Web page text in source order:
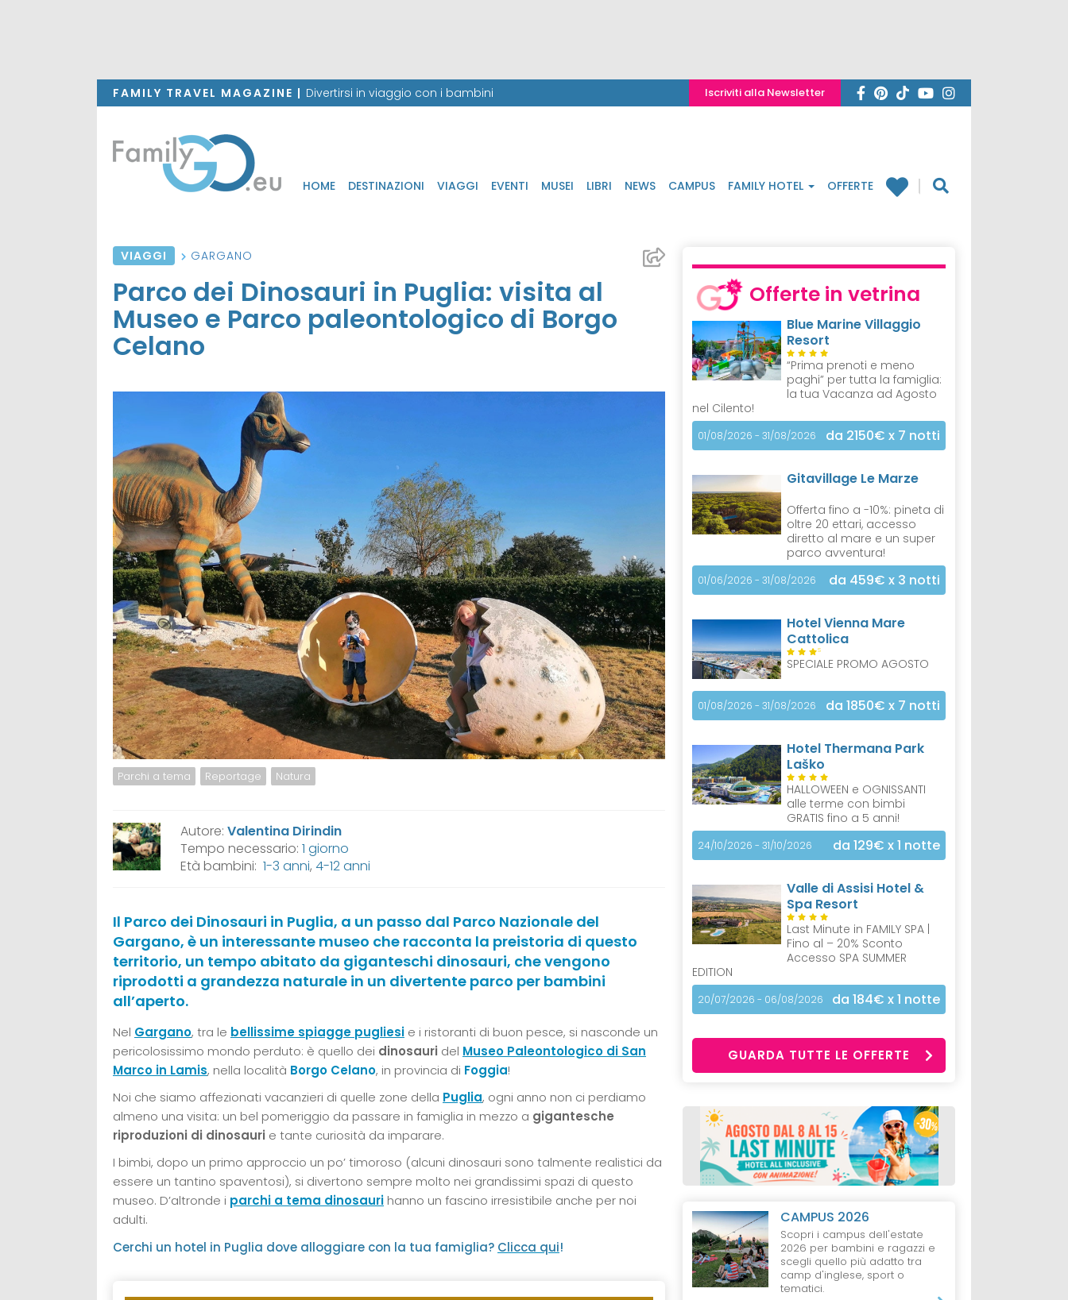
FAMILY TRAVEL MAGAZINE | Divertirsi in viaggio con i bambini Iscriviti alla Newsletter
HOME DESTINAZIONI VIAGGI EVENTI MUSEI LIBRI NEWS CAMPUS FAMILY HOTEL OFFERTE
VIAGGI GARGANO
Parco dei Dinosauri in Puglia: visita al
Museo e Parco paleontologico di Borgo
Celano
Parchi a tema Reportage Natura
Autore: Valentina Dirindin
Tempo necessario: 1 giorno
Età bambini: 1-3 anni, 4-12 anni
Il Parco dei Dinosauri in Puglia, a un passo dal Parco Nazionale del
Gargano, è un interessante museo che racconta la preistoria di questo
territorio, un tempo abitato da giganteschi dinosauri, che vengono
riprodotti a grandezza naturale in un divertente parco per bambini
all’aperto.
Nel Gargano, tra le bellissime spiagge pugliesi e i ristoranti di buon pesce, si nasconde un
pericolosissimo mondo perduto: è quello dei dinosauri del Museo Paleontologico di San
Marco in Lamis, nella località Borgo Celano, in provincia di Foggia!
Noi che siamo affezionati vacanzieri di quelle zone della Puglia, ogni anno non ci perdiamo
almeno una visita: un bel pomeriggio da passare in famiglia in mezzo a gigantesche
riproduzioni di dinosauri e tante curiosità da imparare.
I bimbi, dopo un primo approccio un po’ timoroso (alcuni dinosauri sono talmente realistici da
essere un tantino spaventosi), si divertono sempre molto nei grandissimi spazi di questo
museo. D’altronde i parchi a tema dinosauri hanno un fascino irresistibile anche per noi
adulti.
Cerchi un hotel in Puglia dove alloggiare con la tua famiglia? Clicca qui!
Offerte in vetrina
Blue Marine Villaggio
Resort
“Prima prenoti e meno
paghi” per tutta la famiglia:
la tua Vacanza ad Agosto
nel Cilento!
01/08/2026 - 31/08/2026 da 2150€ x 7 notti
Gitavillage Le Marze
Offerta fino a -10%: pineta di
oltre 20 ettari, accesso
diretto al mare e un super
parco avventura!
01/06/2026 - 31/08/2026 da 459€ x 3 notti
Hotel Vienna Mare
Cattolica
S
SPECIALE PROMO AGOSTO
01/08/2026 - 31/08/2026 da 1850€ x 7 notti
Hotel Thermana Park
Laško
HALLOWEEN e OGNISSANTI
alle terme con bimbi
GRATIS fino a 5 anni!
24/10/2026 - 31/10/2026 da 129€ x 1 notte
Valle di Assisi Hotel &
Spa Resort
Last Minute in FAMILY SPA |
Fino al – 20% Sconto
Accesso SPA SUMMER
EDITION
20/07/2026 - 06/08/2026 da 184€ x 1 notte
GUARDA TUTTE LE OFFERTE
CAMPUS 2026
Scopri i campus dell'estate
2026 per bambini e ragazzi e
scegli quello più adatto tra
camp d'inglese, sport o
tematici.